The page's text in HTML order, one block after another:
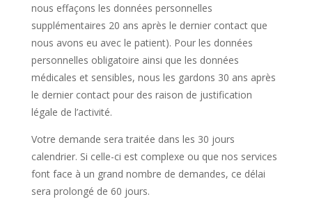
nous effaçons les données personnelles
supplémentaires 20 ans après le dernier contact que
nous avons eu avec le patient). Pour les données
personnelles obligatoire ainsi que les données
médicales et sensibles, nous les gardons 30 ans après
le dernier contact pour des raison de justification
légale de l’activité.
Votre demande sera traitée dans les 30 jours
calendrier. Si celle-ci est complexe ou que nos services
font face à un grand nombre de demandes, ce délai
sera prolongé de 60 jours.